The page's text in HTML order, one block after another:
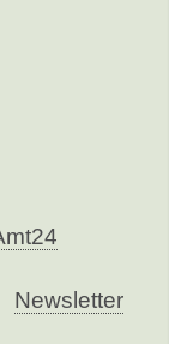
Newsletter